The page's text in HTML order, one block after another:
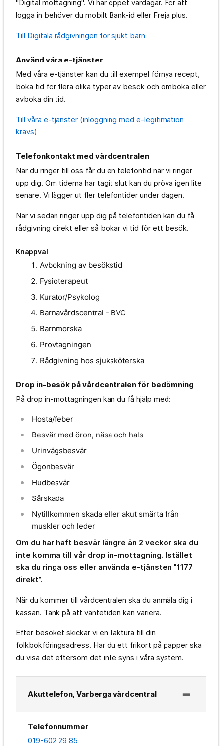
"Digital mottagning". Vi har öppet vardagar. För att
logga in behöver du mobilt Bank-id eller Freja plus.
Till Digitala rådgivningen för sjukt barn
Använd våra e-tjänster
Med våra e-tjänster kan du till exempel förnya recept,
boka tid för flera olika typer av besök och omboka eller
avboka din tid.
Till våra e-tjänster (inloggning med e-legitimation
krävs)
Telefonkontakt med vårdcentralen
När du ringer till oss får du en telefontid när vi ringer
upp dig. Om tiderna har tagit slut kan du pröva igen lite
senare. Vi lägger ut fler telefontider under dagen.
När vi sedan ringer upp dig på telefontiden kan du få
rådgivning direkt eller så bokar vi tid för ett besök.
Knappval
Avbokning av besökstid
Fysioterapeut
Kurator/Psykolog
Barnavårdscentral - BVC
Barnmorska
Provtagningen
Rådgivning hos sjuksköterska
Drop in-besök på vårdcentralen för bedömning
På drop in-mottagningen kan du få hjälp med:
Hosta/feber
Besvär med öron, näsa och hals
Urinvägsbesvär
Ögonbesvär
Hudbesvär
Sårskada
Nytillkommen skada eller akut smärta från
muskler och leder
Om du har haft besvär längre än 2 veckor ska du
inte komma till vår drop in-mottagning. Istället
ska du ringa oss eller använda e-tjänsten ”1177
direkt”.
När du kommer till vårdcentralen ska du anmäla dig i
kassan. Tänk på att väntetiden kan variera.
Efter besöket skickar vi en faktura till din
folkbokföringsadress. Har du ett frikort på papper ska
du visa det eftersom det inte syns i våra system.
Akuttelefon, Varberga vårdcentral
Telefonnummer
019-602 29 85